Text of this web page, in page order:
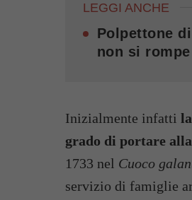
LEGGI ANCHE
Polpettone
non si
Inizialmente infatti
grado di portare
1733 nel Cuoco
servizio di famiglie